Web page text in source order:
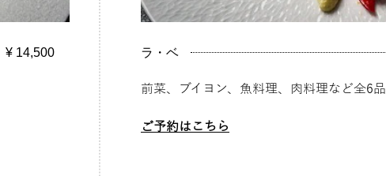
¥ 14,500 ラ・ベ
前菜、ブイヨン、魚料理、肉料理など全6品
ご予約はこちら